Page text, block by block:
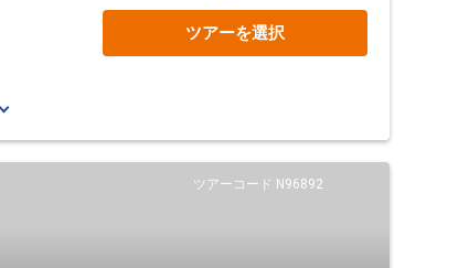
ツアーを選択
ツアーコード N96892